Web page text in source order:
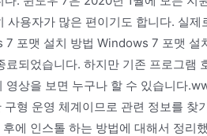
사용자가 많은 편이기도 합니다. 실
포맷 설치 방법 Windows 7 포맷 설
되었습니다. 하지만 기존 프로그램
영상을 보면 누구나 할 수 있습니다
형 운영 체계이므로 관련 정보를 찾
에 인스톨 하는 방법에 대해서 정리